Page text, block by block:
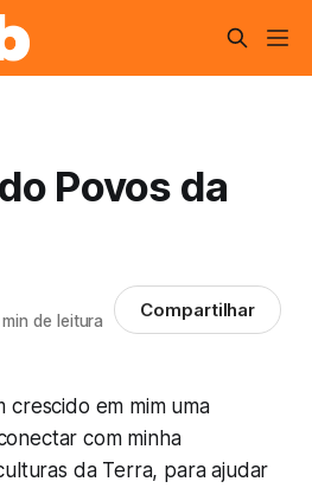
Povos da
de leitura Compartilhar
crescido em mim uma
com minha
da Terra, para ajudar